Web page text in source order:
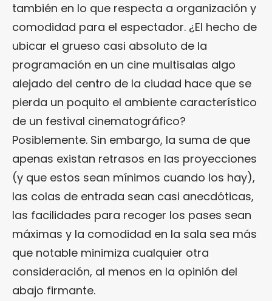
también en lo que respecta a organización y
comodidad para el espectador. ¿El hecho de
ubicar el grueso casi absoluto de la
programación en un cine multisalas algo
alejado del centro de la ciudad hace que se
pierda un poquito el ambiente característico
de un festival cinematográfico?
Posiblemente. Sin embargo, la suma de que
apenas existan retrasos en las proyecciones
(y que estos sean mínimos cuando los hay),
las colas de entrada sean casi anecdóticas,
las facilidades para recoger los pases sean
máximas y la comodidad en la sala sea más
que notable minimiza cualquier otra
consideración, al menos en la opinión del
abajo firmante.